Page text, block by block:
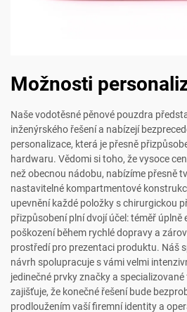
Možnosti
Naše vodotěsné pěnové pouzdra
inženýrského řešení a nabízejí
personalizace, která je přesně
hardwaru. Vědomi si toho, že vysoce
než obecnou nádobu, nabízíme přesně
nastavitelné kompartmentové
upevnění každé položky s chirurgickou
přizpůsobení plní dvojí účel: téměř úplně
poškození během rychlé dopravy a
prostředí pro prezentaci produktu. Náš
návrh spolupracuje s vámi velmi
jedinečné prvky značky a
zajišťuje, že konečné řešení bude
prodloužením vaší firemní identity a